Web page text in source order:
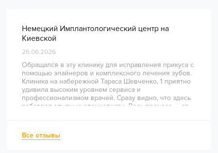
Немецкий Имплантологический центр на
Киевской
26.06.2026
Обращался в эту клинику для исправления прикуса с
помощью элайнеров и комплексного лечения зубов.
Клиника на набережной Тараса Шевченко, 1 приятно
удивила высоким уровнем сервиса и
профессионализмом врачей. Сразу видно, что здесь
работают опытные специалисты. Весь процесс — от
непростое перелечивание каналов прошло
комфортно и безболезненно. Рекомендую всем, кто
Все отзывы